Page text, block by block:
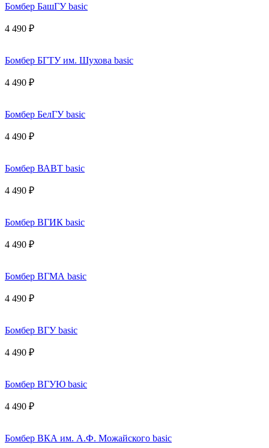
Бомбер БашГУ basic
4 490 ₽
Бомбер БГТУ им. Шухова basic
4 490 ₽
Бомбер БелГУ basic
4 490 ₽
Бомбер ВАВТ basic
4 490 ₽
Бомбер ВГИК basic
4 490 ₽
Бомбер ВГМА basic
4 490 ₽
Бомбер ВГУ basic
4 490 ₽
Бомбер ВГУЮ basic
4 490 ₽
Бомбер ВКА им. А.Ф. Можайского basic